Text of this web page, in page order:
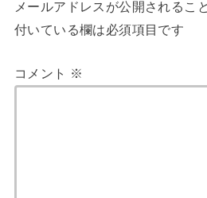
メールアドレスが公開されるこ
付いている欄は必須項目です
コメント ※